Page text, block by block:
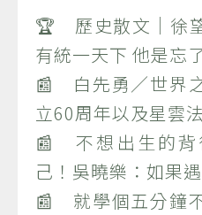
🏆 歷史散文｜徐
有統一天下 他是忘
📰 白先勇／世界
立60周年以及星雲
📰 不想出生的背
己！吳曉樂：如果
📰 就學個五分鐘